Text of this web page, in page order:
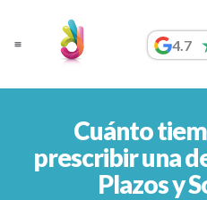
contenido
4.7
Cuánto
prescribir una
Plazos y